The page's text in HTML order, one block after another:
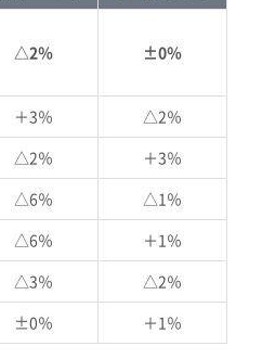
△2％ ±0％
＋3％
△2％
△2％
＋3％
△6％
△1％
△6％
＋1％
△3％
△2％
±0％ ＋1％